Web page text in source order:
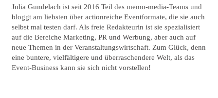
U
T
H
O
R
Julia Gundelach ist seit 2016 Teil des memo-media-Teams und
bloggt am liebsten über actionreiche Eventformate, die sie auch
selbst mal testen darf. Als freie Redakteurin ist sie spezialisiert
auf die Bereiche Marketing, PR und Werbung, aber auch auf
neue Themen in der Veranstaltungswirtschaft. Zum Glück, denn
eine buntere, vielfältigere und überraschendere Welt, als das
Event-Business kann sie sich nicht vorstellen!